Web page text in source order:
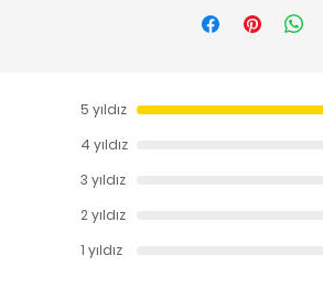
Bakımı
5 yıldız
4 yıldız
3 yıldız
2 yıldız
1 yıldız